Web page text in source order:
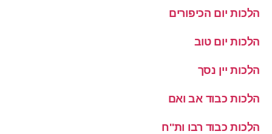
הלכות יום הכיפורים
הלכות יום טוב
הלכות יין נסך
הלכות כבוד אב ואם
הלכות כבוד רבו ות''ח